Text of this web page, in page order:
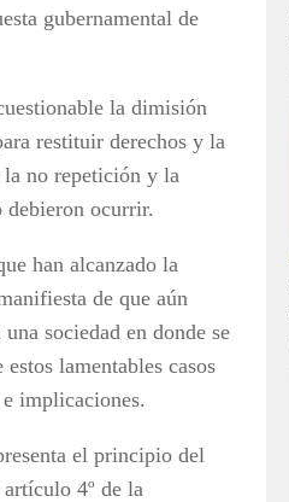
gubernamental de
la dimisión
restituir derechos y la
la no repetición y la
debieron ocurrir.
han alcanzado la
de que aún
sociedad en donde se
lamentables casos
implicaciones.
el principio del
4º de la